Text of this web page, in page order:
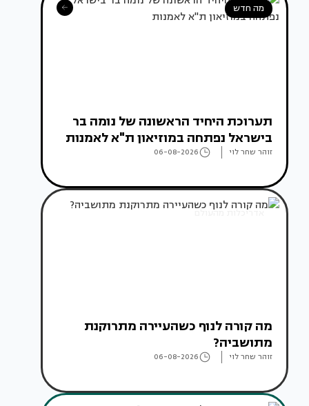
מה חדש
תערוכת היחיד הראשונה של נומה בר
בישראל נפתחה במוזיאון ת"א לאמנות
זוהר שחר לוי 06-08-2026
אדריכלות מהעולם
מה קורה לנוף כשהעיירה מתרוקנת
מתושביה?
זוהר שחר לוי 06-08-2026